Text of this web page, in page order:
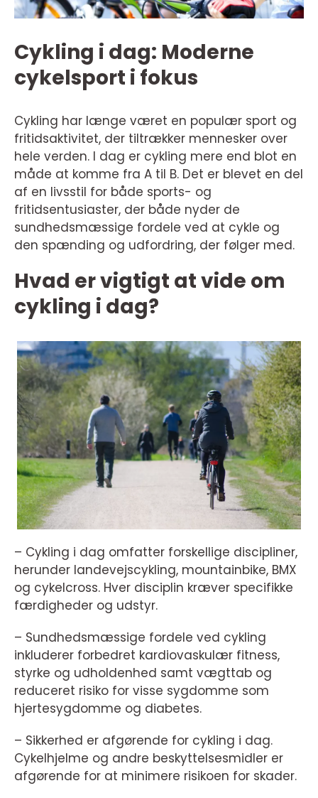
Cykling i dag: Moderne
cykelsport i fokus
Cykling har længe været en populær sport og
fritidsaktivitet, der tiltrækker mennesker over
hele verden. I dag er cykling mere end blot en
måde at komme fra A til B. Det er blevet en del
af en livsstil for både sports- og
fritidsentusiaster, der både nyder de
sundhedsmæssige fordele ved at cykle og
den spænding og udfordring, der følger med.
Hvad er vigtigt at vide om
cykling i dag?
– Cykling i dag omfatter forskellige discipliner,
herunder landevejscykling, mountainbike, BMX
og cykelcross. Hver disciplin kræver specifikke
færdigheder og udstyr.
– Sundhedsmæssige fordele ved cykling
inkluderer forbedret kardiovaskulær fitness,
styrke og udholdenhed samt vægttab og
reduceret risiko for visse sygdomme som
hjertesygdomme og diabetes.
– Sikkerhed er afgørende for cykling i dag.
Cykelhjelme og andre beskyttelsesmidler er
afgørende for at minimere risikoen for skader.